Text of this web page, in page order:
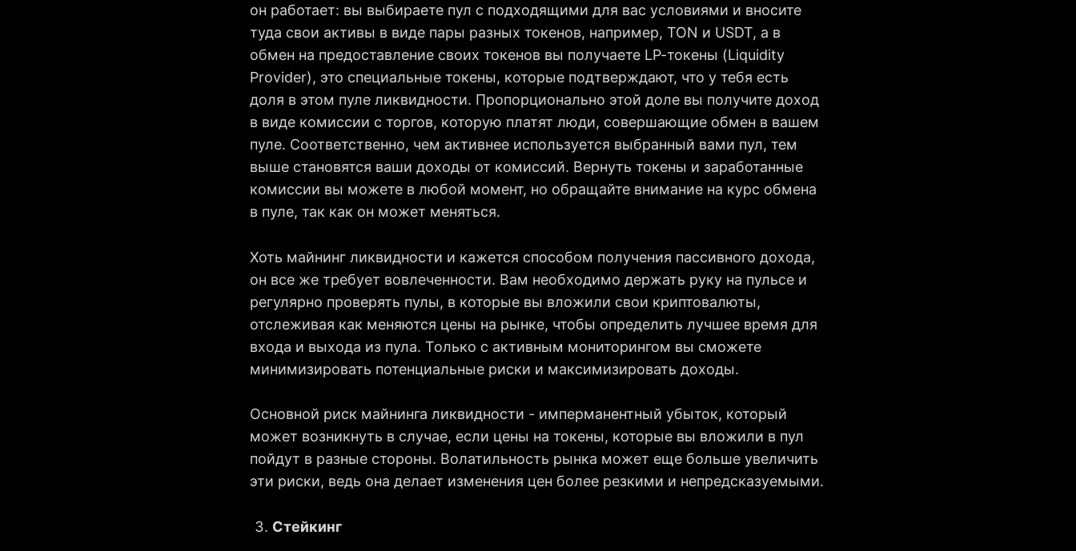
он работает: вы выбираете пул с подходящими для вас условиями и вносите
туда свои активы в виде пары разных токенов, например, TON и USDT, а в
обмен на предоставление своих токенов вы получаете LP-токены (Liquidity
Provider), это специальные токены, которые подтверждают, что у тебя есть
доля в этом пуле ликвидности. Пропорционально этой доле вы получите доход
в виде комиссии с торгов, которую платят люди, совершающие обмен в вашем
пуле. Соответственно, чем активнее используется выбранный вами пул, тем
выше становятся ваши доходы от комиссий. Вернуть токены и заработанные
комиссии вы можете в любой момент, но обращайте внимание на курс обмена
в пуле, так как он может меняться.
Хоть майнинг ликвидности и кажется способом получения пассивного дохода,
он все же требует вовлеченности. Вам необходимо держать руку на пульсе и
регулярно проверять пулы, в которые вы вложили свои криптовалюты,
отслеживая как меняются цены на рынке, чтобы определить лучшее время для
входа и выхода из пула. Только с активным мониторингом вы сможете
минимизировать потенциальные риски и максимизировать доходы.
Основной риск майнинга ликвидности - имперманентный убыток, который
может возникнуть в случае, если цены на токены, которые вы вложили в пул
пойдут в разные стороны. Волатильность рынка может еще больше увеличить
эти риски, ведь она делает изменения цен более резкими и непредсказуемыми.
Стейкинг